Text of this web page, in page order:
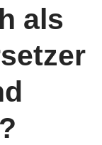
als